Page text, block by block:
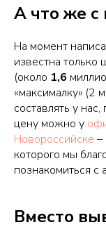
А что же с
На момент
известна только
(около 1,6
«максималку» (2
составлять у
цену можно у
Новороссийске –
которого мы
познакомиться с
Вместо